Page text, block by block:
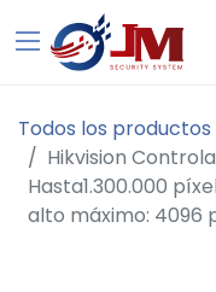
Todos los productos
Hikvision
Hasta1.300.000
alto máximo: 4096